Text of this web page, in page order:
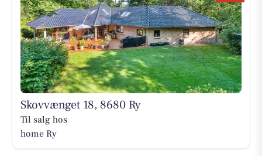
Skovvænget 18, 8680 Ry
Til salg hos
home Ry